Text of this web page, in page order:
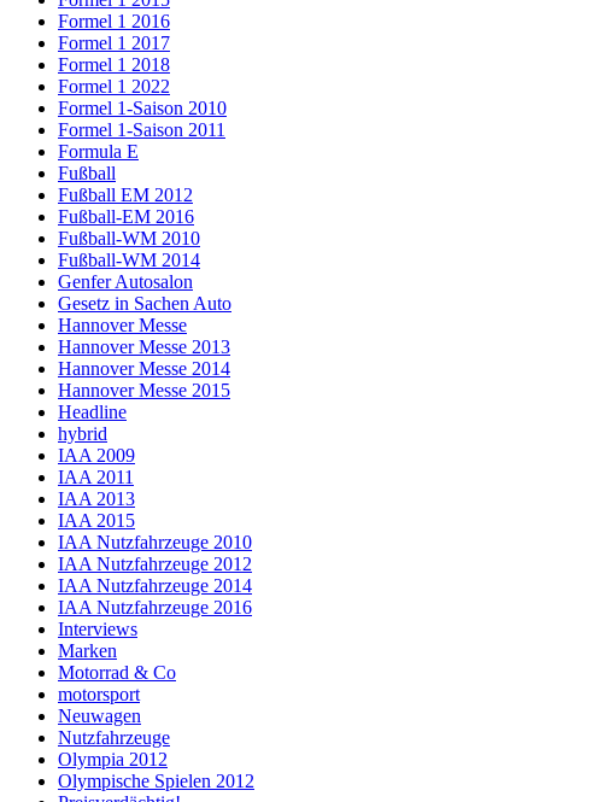
Formel 1 2016
Formel 1 2017
Formel 1 2018
Formel 1 2022
Formel 1-Saison 2010
Formel 1-Saison 2011
Formula E
Fußball
Fußball EM 2012
Fußball-EM 2016
Fußball-WM 2010
Fußball-WM 2014
Genfer Autosalon
Gesetz in Sachen Auto
Hannover Messe
Hannover Messe 2013
Hannover Messe 2014
Hannover Messe 2015
Headline
hybrid
IAA 2009
IAA 2011
IAA 2013
IAA 2015
IAA Nutzfahrzeuge 2010
IAA Nutzfahrzeuge 2012
IAA Nutzfahrzeuge 2014
IAA Nutzfahrzeuge 2016
Interviews
Marken
Motorrad & Co
motorsport
Neuwagen
Nutzfahrzeuge
Olympia 2012
Olympische Spielen 2012